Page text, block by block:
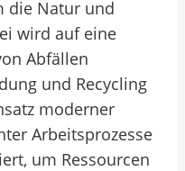
die Natur und
wird auf eine
Abfällen
und Recycling
moderner
Arbeitsprozesse
um Ressourcen